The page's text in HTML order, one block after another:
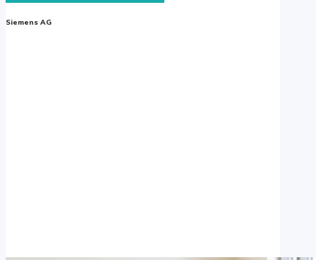
Siemens AG